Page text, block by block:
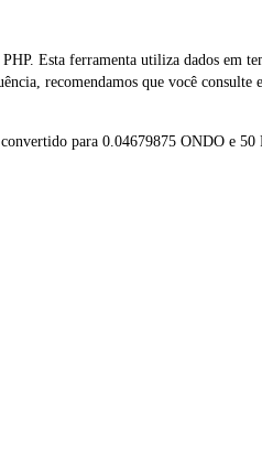
Esta ferramenta utiliza dados em
recomendamos que você consulte
para 0.04679875 ONDO e 50